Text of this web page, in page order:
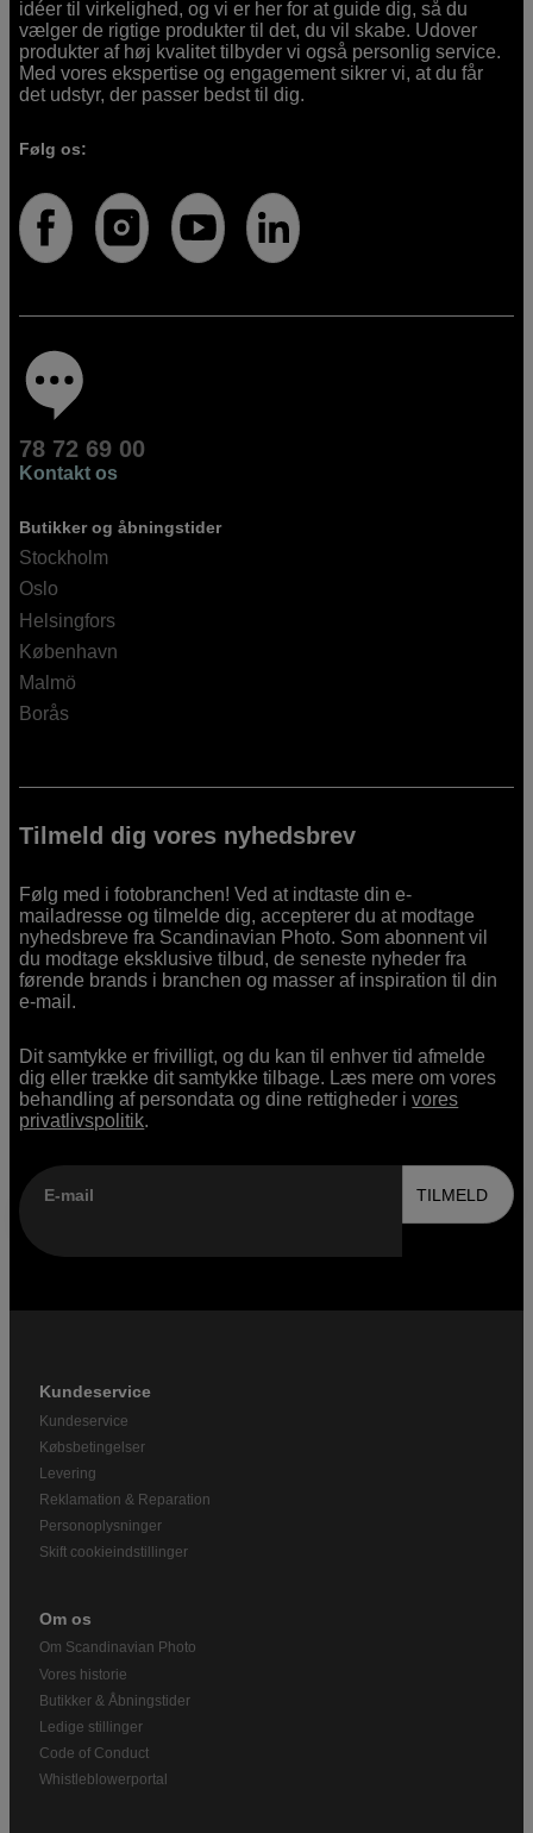
idéer til virkelighed, og vi er her for at guide dig, så du
vælger de rigtige produkter til det, du vil skabe. Udover
produkter af høj kvalitet tilbyder vi også personlig service.
Med vores ekspertise og engagement sikrer vi, at du får
det udstyr, der passer bedst til dig.
Følg os:
78 72 69 00
Kontakt os
Butikker og åbningstider
Stockholm
Oslo
Helsingfors
København
Malmö
Borås
Tilmeld dig vores nyhedsbrev
Følg med i fotobranchen! Ved at indtaste din e-
mailadresse og tilmelde dig, accepterer du at modtage
nyhedsbreve fra Scandinavian Photo. Som abonnent vil
du modtage eksklusive tilbud, de seneste nyheder fra
førende brands i branchen og masser af inspiration til din
e-mail.
Dit samtykke er frivilligt, og du kan til enhver tid afmelde
dig eller trække dit samtykke tilbage. Læs mere om vores
behandling af persondata og dine rettigheder ivores
privatlivspolitik.
E-mail TILMELD
Kundeservice
Kundeservice
Købsbetingelser
Levering
Reklamation & Reparation
Personoplysninger
Skift cookieindstillinger
Om os
Om Scandinavian Photo
Vores historie
Butikker & Åbningstider
Ledige stillinger
Code of Conduct
Whistleblowerportal